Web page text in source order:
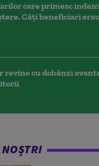
care primesc
Câți beneficiari
cu dobânzi